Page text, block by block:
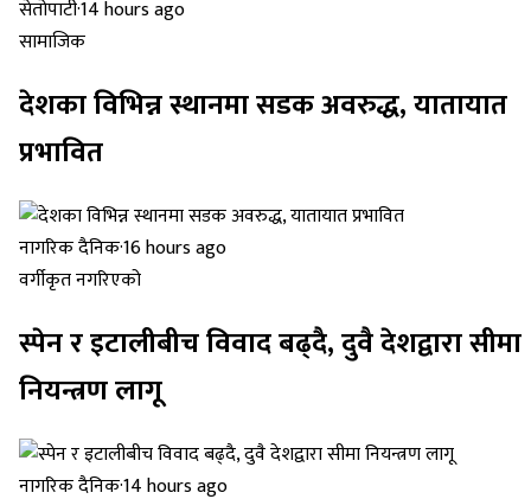
सेतोपाटी·14 hours ago
सामाजिक
देशका विभिन्न स्थानमा सडक अवरुद्ध, यातायात
प्रभावित
नागरिक दैनिक·16 hours ago
वर्गीकृत नगरिएको
स्पेन र इटालीबीच विवाद बढ्दै, दुवै देशद्वारा सीमा
नियन्त्रण लागू
नागरिक दैनिक·14 hours ago